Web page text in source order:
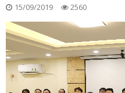
15/09/2019 2560